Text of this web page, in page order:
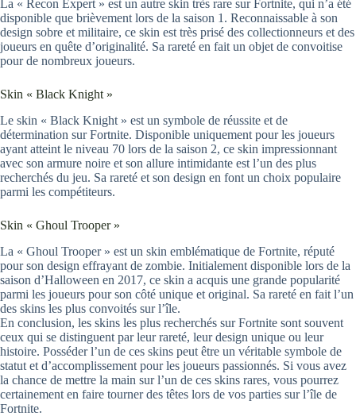
La « Recon Expert » est un autre skin très rare sur Fortnite, qui n’a été
disponible que brièvement lors de la saison 1. Reconnaissable à son
design sobre et militaire, ce skin est très prisé des collectionneurs et des
joueurs en quête d’originalité. Sa rareté en fait un objet de convoitise
pour de nombreux joueurs.
Skin « Black Knight »
Le skin « Black Knight » est un symbole de réussite et de
détermination sur Fortnite. Disponible uniquement pour les joueurs
ayant atteint le niveau 70 lors de la saison 2, ce skin impressionnant
avec son armure noire et son allure intimidante est l’un des plus
recherchés du jeu. Sa rareté et son design en font un choix populaire
parmi les compétiteurs.
Skin « Ghoul Trooper »
La « Ghoul Trooper » est un skin emblématique de Fortnite, réputé
pour son design effrayant de zombie. Initialement disponible lors de la
saison d’Halloween en 2017, ce skin a acquis une grande popularité
parmi les joueurs pour son côté unique et original. Sa rareté en fait l’un
des skins les plus convoités sur l’île.
En conclusion, les skins les plus recherchés sur Fortnite sont souvent
ceux qui se distinguent par leur rareté, leur design unique ou leur
histoire. Posséder l’un de ces skins peut être un véritable symbole de
statut et d’accomplissement pour les joueurs passionnés. Si vous avez
la chance de mettre la main sur l’un de ces skins rares, vous pourrez
certainement en faire tourner des têtes lors de vos parties sur l’île de
Fortnite.